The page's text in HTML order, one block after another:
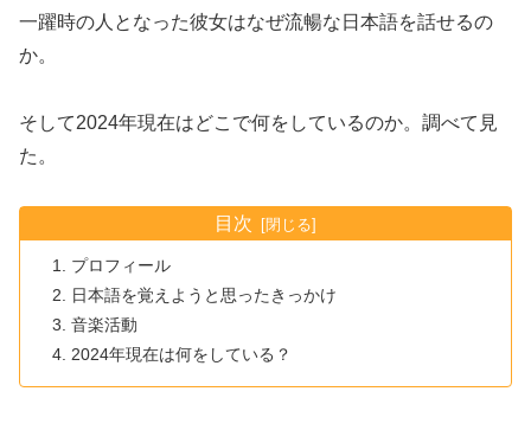
一躍時の人となった彼女はなぜ流暢な日本語を話せるの
か。
そして2024年現在はどこで何をしているのか。調べて見
た。
目次
プロフィール
日本語を覚えようと思ったきっかけ
音楽活動
2024年現在は何をしている？